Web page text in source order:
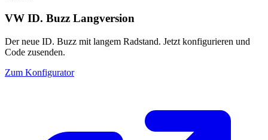
VW ID. Buzz Langversion
Der neue ID. Buzz mit langem Radstand. Jetzt konfigurieren und
Code zusenden.
Zum Konfigurator